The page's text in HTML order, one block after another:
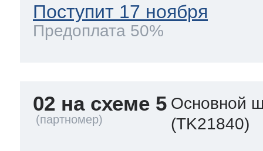
Поступит 17 ноября
Предоплата 50%
02 на схеме 5 Основной
(TK21840)